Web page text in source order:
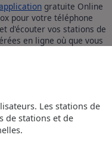
Les stations de
de stations et de
gratuite Online
pour votre téléphone
d'écouter vos stations de
en ligne où que vous
autres options